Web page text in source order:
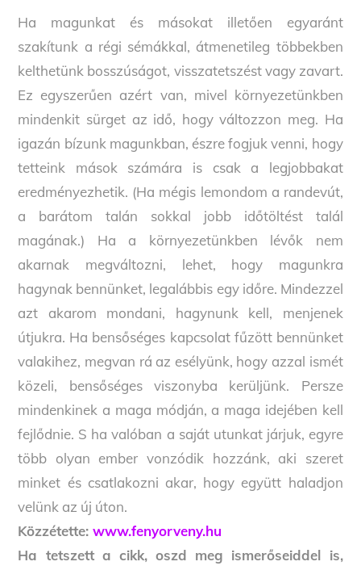
Ha magunkat és másokat illetően egyaránt
szakítunk a régi sémákkal, átmenetileg többekben
kelthetünk bosszúságot, visszatetszést vagy zavart.
Ez egyszerűen azért van, mivel környezetünkben
mindenkit sürget az idő, hogy változzon meg. Ha
igazán bízunk magunkban, észre fogjuk venni, hogy
tetteink mások számára is csak a legjobbakat
eredményezhetik. (Ha mégis lemondom a randevút,
a barátom talán sokkal jobb időtöltést talál
magának.) Ha a környezetünkben lévők nem
akarnak megváltozni, lehet, hogy magunkra
hagynak bennünket, legalábbis egy időre. Mindezzel
azt akarom mondani, hagynunk kell, menjenek
útjukra. Ha bensőséges kapcsolat fűzött bennünket
valakihez, megvan rá az esélyünk, hogy azzal ismét
közeli, bensőséges viszonyba kerüljünk. Persze
mindenkinek a maga módján, a maga idejében kell
fejlődnie. S ha valóban a saját utunkat járjuk, egyre
több olyan ember vonzódik hozzánk, aki szeret
minket és csatlakozni akar, hogy együtt haladjon
velünk az új úton.
Közzétette:www.fenyorveny.hu
Ha tetszett a cikk, oszd meg ismerőseiddel is,